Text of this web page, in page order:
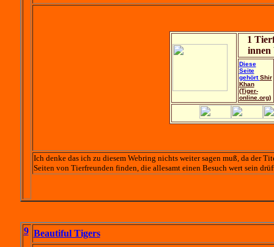
1
innen
Diese
Seite
gehörtShir
Khan
(Tiger-
online.org)
Ich denke das ich zu diesem Webring nichts weiter sagen muß, da der
Seiten von Tierfreunden finden, die allesamt einen Besuch wert sein
9 Beautiful Tigers